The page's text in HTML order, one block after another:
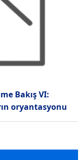
Bakış VI:
oryantasyonu